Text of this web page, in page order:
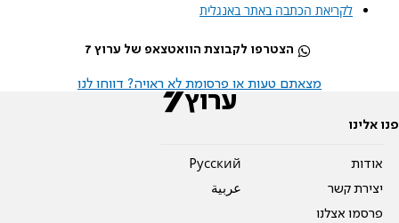
לקריאת הכתבה באתר באנגלית
הצטרפו לקבוצת הוואטצאפ של ערוץ 7
מצאתם טעות או פרסומת לא ראויה? דווחו לנו
פנו אלינו
אודות
יצירת קשר
פרסמו אצלנו
Pусский
عربية